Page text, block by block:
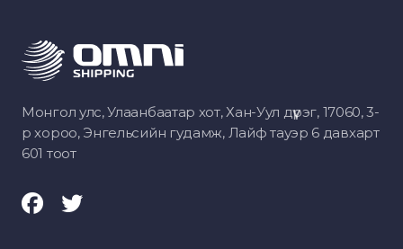
Монгол улс, Улаанбаатар хот, Хан-Уул дүүрэг, 17060, 3-
р хороо, Энгельсийн гудамж, Лайф тауэр 6 давхарт
601 тоот